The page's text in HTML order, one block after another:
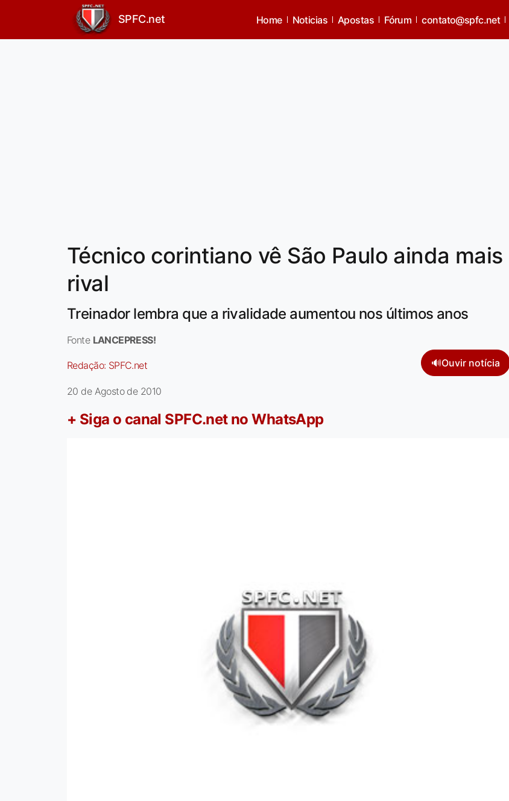
SPFC.net Home Noticias Apostas Fórum contato@spfc.net
Técnico corintiano vê São Paulo ainda mais
rival
Treinador lembra que a rivalidade aumentou nos últimos anos
Fonte LANCEPRESS!
Redação: SPFC.net 🔊Ouvir notícia
20 de Agosto de 2010
+ Siga o canal SPFC.net no WhatsApp